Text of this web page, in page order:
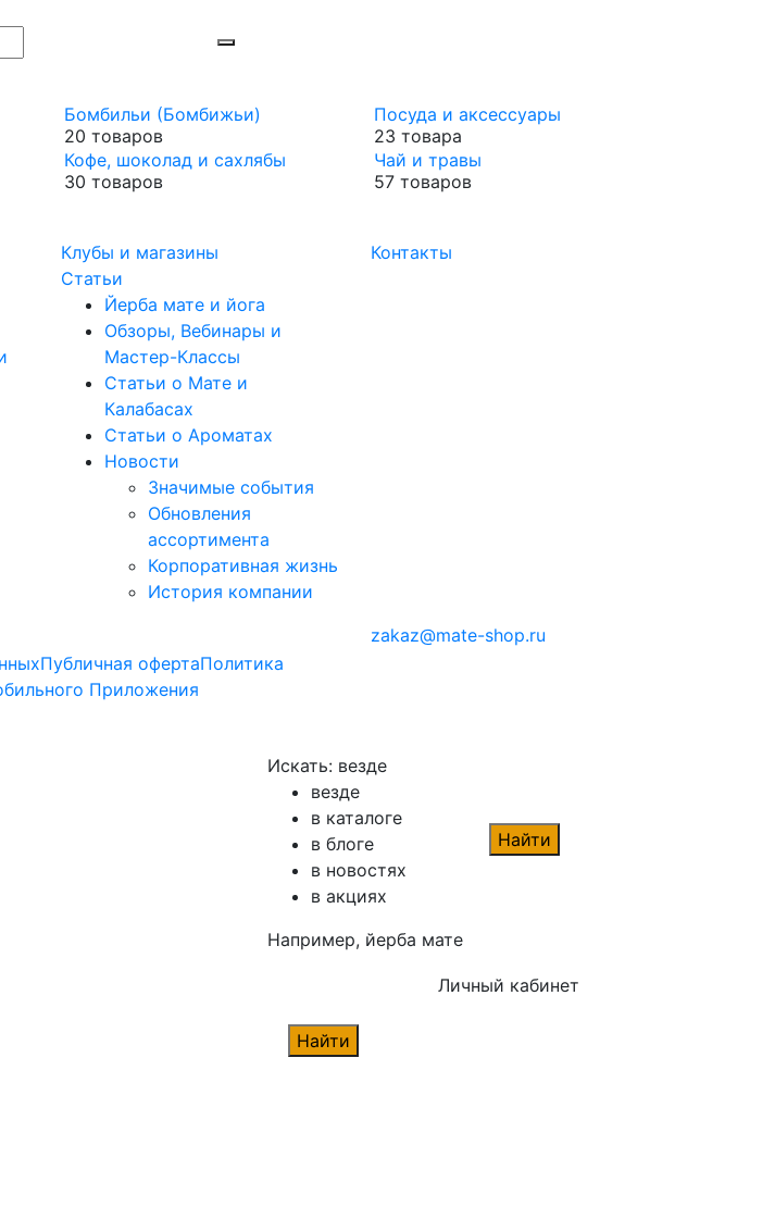
Бомбильи (Бомбижьи)
20 товаров
Посуда и аксессуары
23 товара
Кофе, шоколад и сахлябы
30 товаров
Чай и травы
57 товаров
Клубы и магазины
Статьи
Йерба мате и йога
Обзоры, Вебинары и
Мастер-Классы
Статьи о Мате и
Калабасах
Статьи о Ароматах
Новости
Значимые события
Обновления
ассортимента
Корпоративная жизнь
История компании
Контакты
Публичная офертаПолитика
Приложения
zakaz@mate-shop.ru
Искать: везде
везде
в каталоге
в блоге
в новостях
в акциях
Найти
Например, йерба мате
Личный кабинет
Найти